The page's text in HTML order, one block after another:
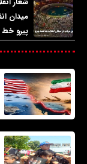
میدان
پیرو خط